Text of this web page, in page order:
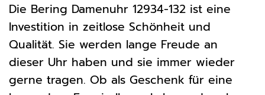
Die Bering Damenuhr 12934-132 ist eine
Investition in zeitlose Schönheit und
Qualität. Sie werden lange Freude an
dieser Uhr haben und sie immer wieder
gerne tragen. Ob als Geschenk für eine